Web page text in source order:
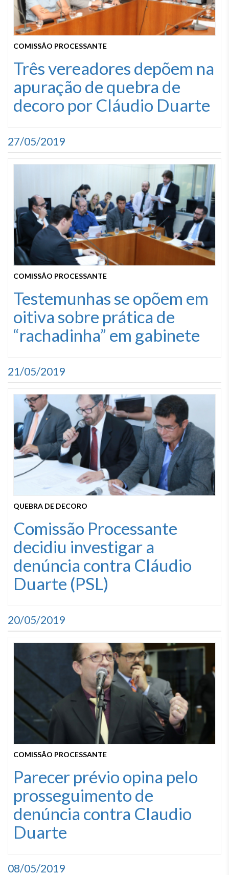
COMISSÃO PROCESSANTE
Três vereadores depõem na
apuração de quebra de
decoro por Cláudio Duarte
27/05/2019
COMISSÃO PROCESSANTE
Testemunhas se opõem em
oitiva sobre prática de
“rachadinha” em gabinete
21/05/2019
QUEBRA DE DECORO
Comissão Processante
decidiu investigar a
denúncia contra Cláudio
Duarte (PSL)
20/05/2019
COMISSÃO PROCESSANTE
Parecer prévio opina pelo
prosseguimento de
denúncia contra Claudio
Duarte
08/05/2019